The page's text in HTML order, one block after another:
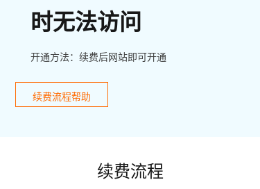
时无法访问
开通方法：续费后网站即可开通
续费流程帮助
续费流程